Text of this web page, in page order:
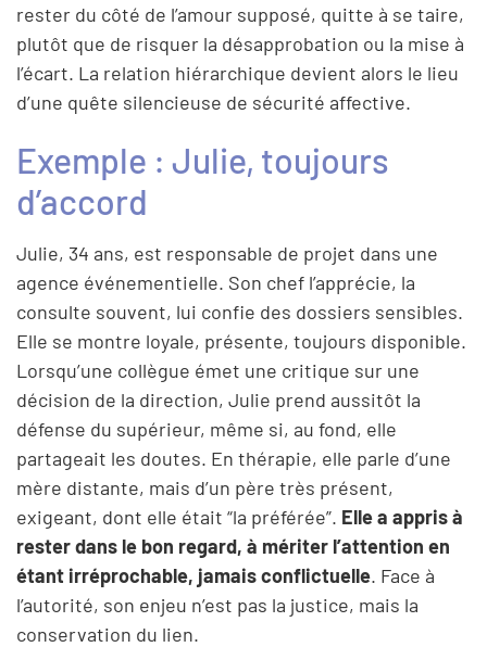
rester du côté de l’amour supposé, quitte à se taire,
plutôt que de risquer la désapprobation ou la mise à
l’écart. La relation hiérarchique devient alors le lieu
d’une quête silencieuse de sécurité affective.
Exemple : Julie, toujours
d’accord
Julie, 34 ans, est responsable de projet dans une
agence événementielle. Son chef l’apprécie, la
consulte souvent, lui confie des dossiers sensibles.
Elle se montre loyale, présente, toujours disponible.
Lorsqu’une collègue émet une critique sur une
décision de la direction, Julie prend aussitôt la
défense du supérieur, même si, au fond, elle
partageait les doutes. En thérapie, elle parle d’une
mère distante, mais d’un père très présent,
exigeant, dont elle était “la préférée”. Elle a appris à
rester dans le bon regard, à mériter l’attention en
étant irréprochable, jamais conflictuelle. Face à
l’autorité, son enjeu n’est pas la justice, mais la
conservation du lien.